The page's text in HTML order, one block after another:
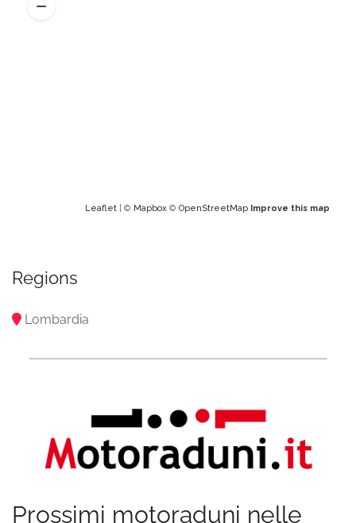
Leaflet | © Mapbox © OpenStreetMap Improve this map
Regions
Lombardia
Prossimi motoraduni nelle